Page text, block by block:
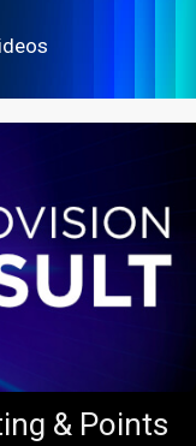
& Points